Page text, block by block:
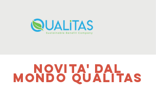
NOVITA' DAL
MONDO QUALITAS